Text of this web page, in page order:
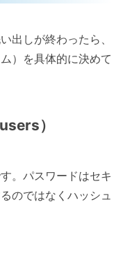
出しが終わったら、
）を具体的に決めて
）
。パスワードはセキ
のではなくハッシュ